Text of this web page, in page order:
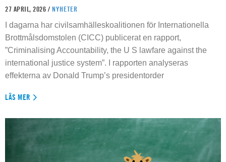
27 APRIL, 2026 / NYHETER
I dagarna har civilsamhälleskoalitionen för Internationella
Brottmålsdomstolen (CICC) publicerat en rapport,
”Criminalising Accountability, the U S lawfare against the
international justice system”. I rapporten analyseras
effekterna av Donald Trump’s presidentorder
LÄS MER